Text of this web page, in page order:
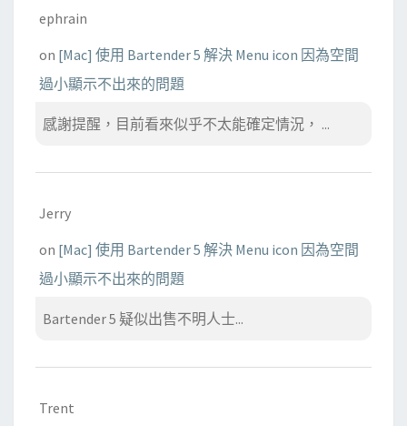
ephrain
on [Mac] 使用 Bartender 5 解決 Menu icon 因為空間
過小顯示不出來的問題
感謝提醒，目前看來似乎不太能確定情況， ...
Jerry
on [Mac] 使用 Bartender 5 解決 Menu icon 因為空間
過小顯示不出來的問題
Bartender 5 疑似出售不明人士...
Trent